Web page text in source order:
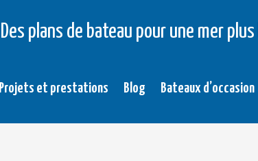
Des plans de bateau pour une mer
Projets et prestations Blog Bateaux d’occasion